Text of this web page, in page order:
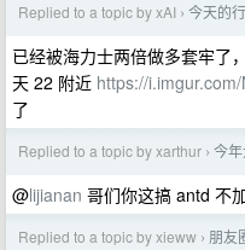
Replied to a topic by xAI › 今天的
已经被海力士两倍做多套牢了
天 22 附近 https://
了
Replied to a topic by xarthur › 今年
@lijianan 哥们你这搞 antd 不
Replied to a topic by xieww › 朋友